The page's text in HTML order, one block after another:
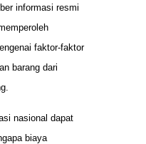
informasi resmi
faktor-faktor
barang dari
nasional dapat
biaya